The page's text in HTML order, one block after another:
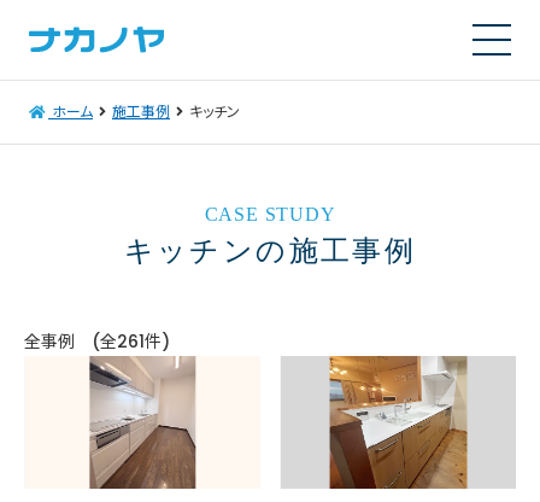
ホーム 施工事例 キッチン
CASE STUDY
キッチンの施工事例
全事例 (全261件)